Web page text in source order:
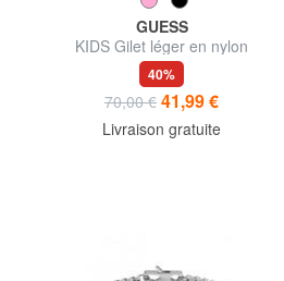
GUESS
KIDS Gilet léger en nylon
rembourré
40%
70,00 € 41,99 €
Livraison gratuite